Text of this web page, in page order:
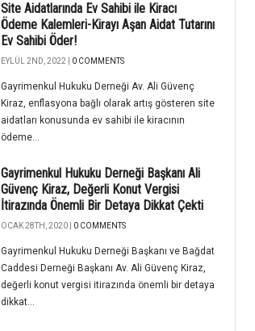
Site Aidatlarında Ev Sahibi ile Kiracı
Ödeme Kalemleri-Kirayı Aşan Aidat Tutarını
Ev Sahibi Öder!
EYLÜL 2ND, 2022 | 0 COMMENTS
Gayrimenkul Hukuku Derneği Av. Ali Güvenç
Kiraz, enflasyona bağlı olarak artış gösteren site
aidatları konusunda ev sahibi ile kiracının
ödeme...
Gayrimenkul Hukuku Derneği Başkanı Ali
Güvenç Kiraz, Değerli Konut Vergisi
İtirazında Önemli Bir Detaya Dikkat Çekti
OCAK 28TH, 2020 | 0 COMMENTS
Gayrimenkul Hukuku Derneği Başkanı ve Bağdat
Caddesi Derneği Başkanı Av. Ali Güvenç Kiraz,
değerli konut vergisi itirazında önemli bir detaya
dikkat...